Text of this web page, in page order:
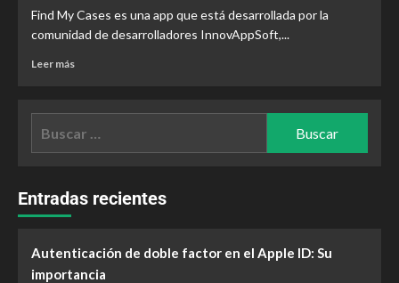
Find My Cases es una app que está desarrollada por la
comunidad de desarrolladores InnovAppSoft,...
Leer más
Entradas recientes
Autenticación de doble factor en el Apple ID: Su
importancia